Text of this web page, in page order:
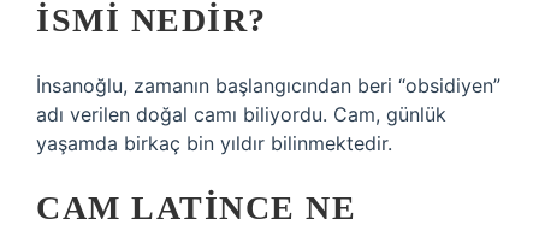
ISMI NEDIR?
İnsanoğlu, zamanın başlangıcından beri “obsidiyen”
adı verilen doğal camı biliyordu. Cam, günlük
yaşamda birkaç bin yıldır bilinmektedir.
CAM LATINCE NE